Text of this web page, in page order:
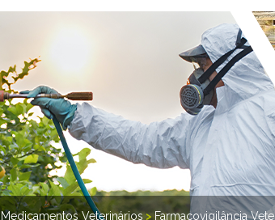
Medicamentos Veterinários> Farmacovigilância